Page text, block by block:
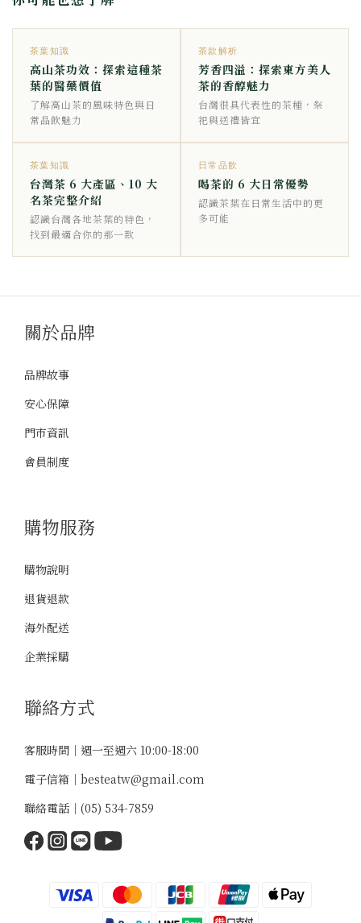
茶葉知識
高山茶功效：探索這種茶
葉的醫藥價值
了解高山茶的風味特色與日
常品飲魅力
茶款解析
芳香四溢：探索東方美人
茶的香醇魅力
台灣很具代表性的茶種，祭
祀與送禮皆宜
茶葉知識
台灣茶 6 大產區、10 大
名茶完整介紹
認識台灣各地茶葉的特色，
找到最適合你的那一款
日常品飲
喝茶的 6 大日常優勢
認識茶葉在日常生活中的更
多可能
關於品牌
品牌故事
安心保障
門市資訊
會員制度
購物服務
購物說明
退貨退款
海外配送
企業採購
聯絡方式
客服時間｜週一至週六 10:00-18:00
電子信箱｜ besteatw@gmail.com
聯絡電話｜ (05) 534-7859